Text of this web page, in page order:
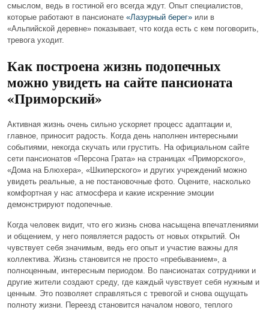
смыслом, ведь в гостиной его всегда ждут. Опыт специалистов,
которые работают в пансионате «Лазурный берег» или в
«Альпийской деревне» показывает, что когда есть с кем поговорить,
тревога уходит.
Как построена жизнь подопечных
можно увидеть на сайте пансионата
«Приморский»
Активная жизнь очень сильно ускоряет процесс адаптации и,
главное, приносит радость. Когда день наполнен интересными
событиями, некогда скучать или грустить. На официальном сайте
сети пансионатов «Персона Грата» на страницах «Приморского»,
«Дома на Блюхера», «Шкиперского» и других учреждений можно
увидеть реальные, а не постановочные фото. Оцените, насколько
комфортная у нас атмосфера и какие искренние эмоции
демонстрируют подопечные.
Когда человек видит, что его жизнь снова насыщена впечатлениями
и общением, у него появляется радость от новых открытий. Он
чувствует себя значимым, ведь его опыт и участие важны для
коллектива. Жизнь становится не просто «пребыванием», а
полноценным, интересным периодом. Во пансионатах сотрудники и
другие жители создают среду, где каждый чувствует себя нужным и
ценным . Это позволяет справляться с тревогой и снова ощущать
полноту жизни. Переезд становится началом нового, теплого